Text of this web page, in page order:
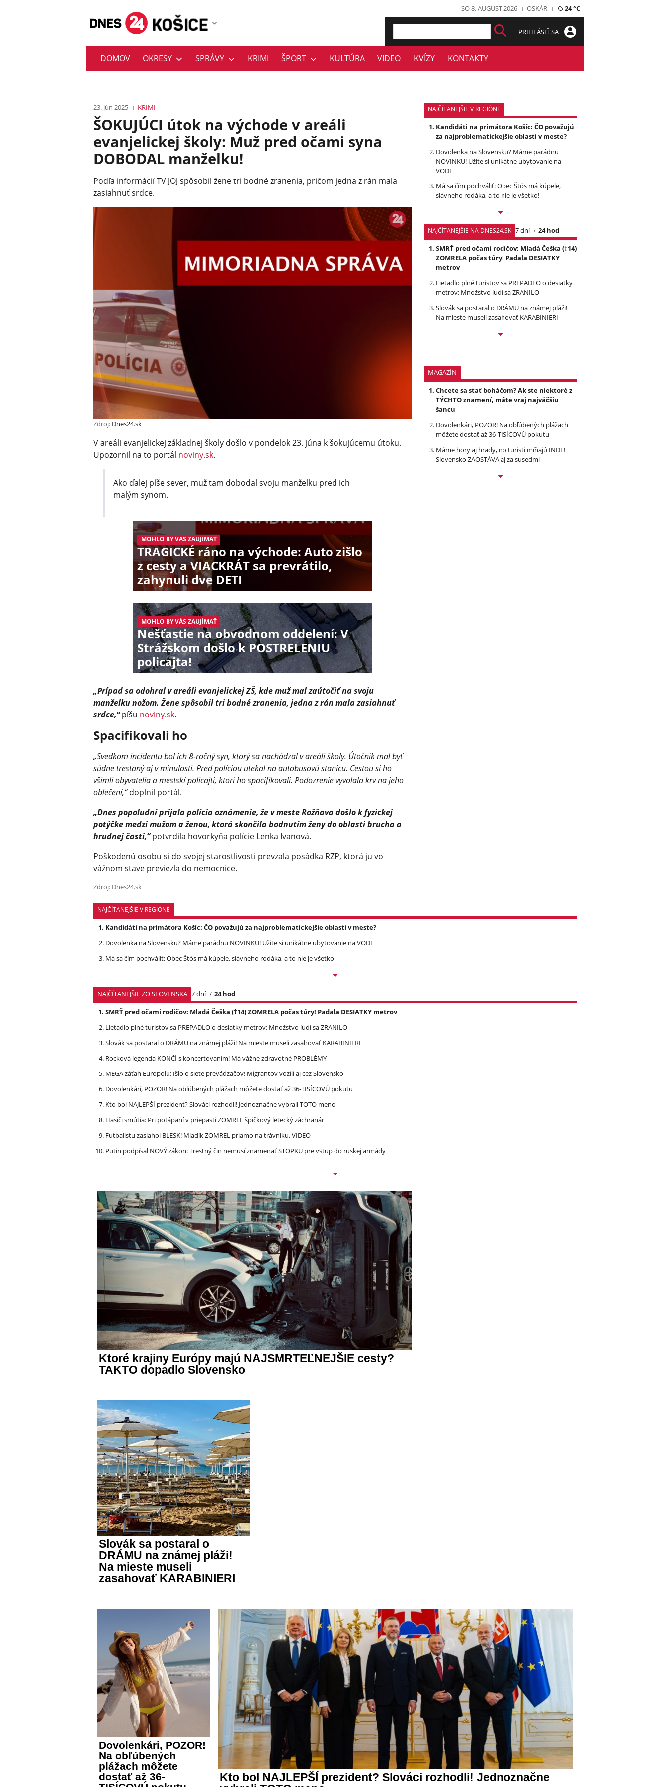
SO 8. AUGUST 2026 OSKÁR 24 °C
PRIHLÁSIŤ SA
DOMOV OKRESY SPRÁVY KRIMI ŠPORT KULTÚRA VIDEO KVÍZY KONTAKTY
23. jún 2025 KRIMI
ŠOKUJÚCI útok na východe v areáli
evanjelickej školy: Muž pred očami syna
DOBODAL manželku!
Podľa informácií TV JOJ spôsobil žene tri bodné zranenia, pričom jedna z rán mala
zasiahnuť srdce.
Zdroj: Dnes24.sk
V areáli evanjelickej základnej školy došlo v pondelok 23. júna k šokujúcemu útoku.
Upozornil na to portál noviny.sk.
Ako ďalej píše sever, muž tam dobodal svoju manželku pred ich
malým synom.
MOHLO BY VÁS ZAUJÍMAŤ
TRAGICKÉ ráno na východe: Auto zišlo
z cesty a VIACKRÁT sa prevrátilo,
zahynuli dve DETI
MOHLO BY VÁS ZAUJÍMAŤ
Nešťastie na obvodnom oddelení: V
Strážskom došlo k POSTRELENIU
policajta!
„Prípad sa odohral v areáli evanjelickej ZŠ, kde muž mal zaútočiť na svoju
manželku nožom. Žene spôsobil tri bodné zranenia, jedna z rán mala zasiahnuť
srdce,“píšu noviny.sk.
Spacifikovali ho
„Svedkom incidentu bol ich 8-ročný syn, ktorý sa nachádzal v areáli školy. Útočník mal byť
súdne trestaný aj v minulosti. Pred políciou utekal na autobusovú stanicu. Cestou si ho
všimli obyvatelia a mestskí policajti, ktorí ho spacifikovali. Podozrenie vyvolala krv na jeho
oblečení,“doplnil portál.
„Dnes popoludní prijala polícia oznámenie, že v meste Rožňava došlo k fyzickej
potýčke medzi mužom a ženou, ktorá skončila bodnutím ženy do oblasti brucha a
hrudnej časti,“potvrdila hovorkyňa polície Lenka Ivanová.
Poškodenú osobu si do svojej starostlivosti prevzala posádka RZP, ktorá ju vo
vážnom stave previezla do nemocnice.
Zdroj: Dnes24.sk
NAJČÍTANEJŠIE V REGIÓNE
Kandidáti na primátora Košíc: ČO považujú
za najproblematickejšie oblasti v meste?
Dovolenka na Slovensku? Máme parádnu
NOVINKU! Užite si unikátne ubytovanie na
VODE
Má sa čím pochváliť: Obec Štós má kúpele,
slávneho rodáka, a to nie je všetko!
NAJČÍTANEJŠIE NA DNES24.SK 7 dní
24 hod
SMRŤ pred očami rodičov: Mladá Češka (†14)
ZOMRELA počas túry! Padala DESIATKY
metrov
Lietadlo plné turistov sa PREPADLO o desiatky
metrov: Množstvo ľudí sa ZRANILO
Slovák sa postaral o DRÁMU na známej pláži!
Na mieste museli zasahovať KARABINIERI
MAGAZÍN
Chcete sa stať boháčom? Ak ste niektoré z
TÝCHTO znamení, máte vraj najväčšiu
šancu
Dovolenkári, POZOR! Na obľúbených plážach
môžete dostať až 36-TISÍCOVÚ pokutu
Máme hory aj hrady, no turisti míňajú INDE!
Slovensko ZAOSTÁVA aj za susedmi
NAJČÍTANEJŠIE V REGIÓNE
Kandidáti na primátora Košíc: ČO považujú za najproblematickejšie oblasti v meste?
Dovolenka na Slovensku? Máme parádnu NOVINKU! Užite si unikátne ubytovanie na VODE
Má sa čím pochváliť: Obec Štós má kúpele, slávneho rodáka, a to nie je všetko!
NAJČÍTANEJŠIE ZO SLOVENSKA 7 dní
24 hod
SMRŤ pred očami rodičov: Mladá Češka (†14) ZOMRELA počas túry! Padala DESIATKY metrov
Lietadlo plné turistov sa PREPADLO o desiatky metrov: Množstvo ľudí sa ZRANILO
Slovák sa postaral o DRÁMU na známej pláži! Na mieste museli zasahovať KARABINIERI
Rocková legenda KONČÍ s koncertovaním! Má vážne zdravotné PROBLÉMY
MEGA záťah Europolu: Išlo o siete prevádzačov! Migrantov vozili aj cez Slovensko
Dovolenkári, POZOR! Na obľúbených plážach môžete dostať až 36-TISÍCOVÚ pokutu
Kto bol NAJLEPŠÍ prezident? Slováci rozhodli! Jednoznačne vybrali TOTO meno
Hasiči smútia: Pri potápaní v priepasti ZOMREL špičkový letecký záchranár
Futbalistu zasiahol BLESK! Mladík ZOMREL priamo na trávniku, VIDEO
Putin podpísal NOVÝ zákon: Trestný čin nemusí znamenať STOPKU pre vstup do ruskej armády
Ktoré krajiny Európy majú NAJSMRTEĽNEJŠIE cesty?
TAKTO dopadlo Slovensko
Slovák sa postaral o
DRÁMU na známej pláži!
Na mieste museli
zasahovať KARABINIERI
Dovolenkári, POZOR!
Na obľúbených
plážach môžete
dostať až 36-
Kto bol NAJLEPŠÍ prezident? Slováci rozhodli! Jednoznačne